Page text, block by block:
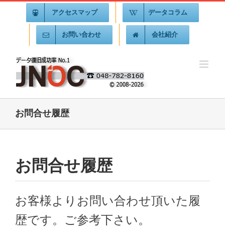
アクセスマップ データコラム
お問い合わせ 会社紹介
お問合せ履歴
お問合せ履歴
お客様よりお問い合わせ頂いた履
歴です。ご参考下さい。